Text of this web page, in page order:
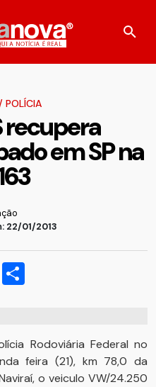
POLÍCIA
recupera
em SP na
22/01/2013
Email
Rodoviária Federal no
feira (21), km 78,0 da
o veiculo VW/24.250